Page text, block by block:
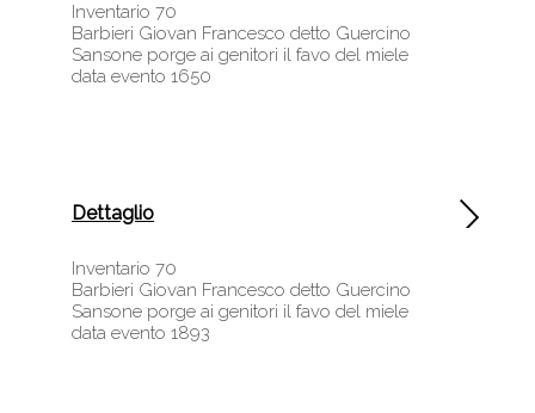
Inventario 70
Barbieri Giovan Francesco detto Guercino
Sansone porge ai genitori il favo del miele
data evento 1650
Dettaglio
Inventario 70
Barbieri Giovan Francesco detto Guercino
Sansone porge ai genitori il favo del miele
data evento 1893